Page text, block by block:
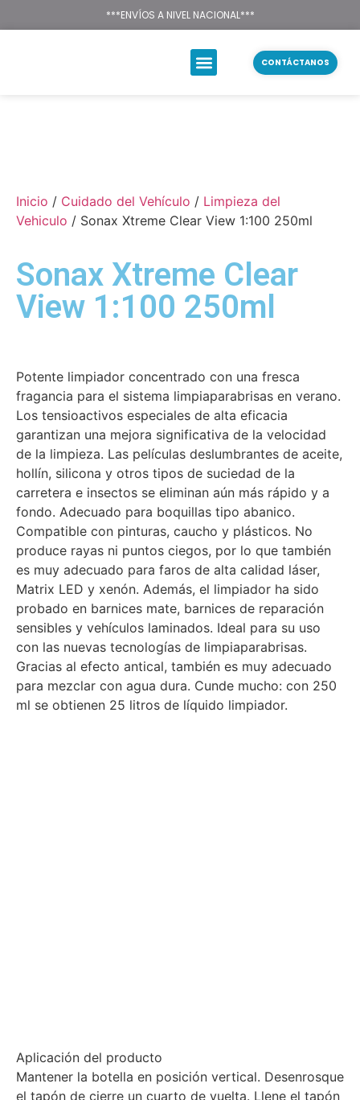
Texsal Venezuela –
***ENVÍOS A NIVEL NACIONAL***
CONTÁCTANOS
Inicio / Cuidado del Vehículo / Limpieza del
Vehiculo / Sonax Xtreme Clear View 1:100 250ml
Sonax Xtreme Clear
View 1:100 250ml
Potente limpiador concentrado con una fresca
fragancia para el sistema limpiaparabrisas en verano.
Los tensioactivos especiales de alta eficacia
garantizan una mejora significativa de la velocidad
de la limpieza. Las películas deslumbrantes de aceite,
hollín, silicona y otros tipos de suciedad de la
carretera e insectos se eliminan aún más rápido y a
fondo. Adecuado para boquillas tipo abanico.
Compatible con pinturas, caucho y plásticos. No
produce rayas ni puntos ciegos, por lo que también
es muy adecuado para faros de alta calidad láser,
Matrix LED y xenón. Además, el limpiador ha sido
probado en barnices mate, barnices de reparación
sensibles y vehículos laminados. Ideal para su uso
con las nuevas tecnologías de limpiaparabrisas.
Gracias al efecto antical, también es muy adecuado
para mezclar con agua dura. Cunde mucho: con 250
ml se obtienen 25 litros de líquido limpiador.
Aplicación del producto
Mantener la botella en posición vertical. Desenrosque
el tapón de cierre un cuarto de vuelta. Llene el tapón